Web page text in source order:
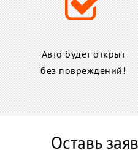
Авто будет открыт
без повреждений!
Оставь